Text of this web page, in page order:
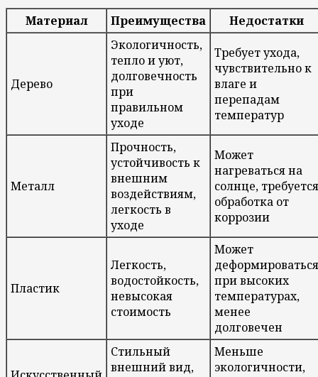
Материал Преимущества Недостатки
Дерево
Экологичность,
тепло и уют,
долговечность
при
правильном
уходе
Требует ухода,
чувствительно к
влаге и
перепадам
температур
Металл
Прочность,
устойчивость к
внешним
воздействиям,
легкость в
уходе
Может
нагреваться на
солнце, требуется
обработка от
коррозии
Пластик
Легкость,
водостойкость,
невысокая
стоимость
Может
деформироваться
при высоких
температурах,
менее
долговечен
Стильный
внешний вид,
Меньше
экологичности,